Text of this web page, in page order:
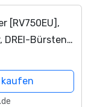
[RV750EU],
DREI-Bürsten-
für
kaufen